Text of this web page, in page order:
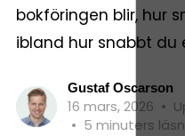
bokföringen blir, hur
ibland hur snabbt du
Gustaf Oscarson
16 mars, 2026 •
• 5 minuters